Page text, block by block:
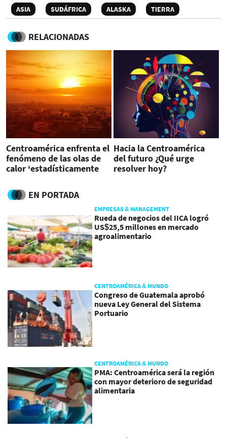
ASIA
SUDÁFRICA ALASKA TIERRA
RELACIONADAS
Centroamérica enfrenta el
fenómeno de las olas de
calor ‘estadísticamente
Hacia la Centroamérica
del futuro ¿Qué urge
resolver hoy?
EN PORTADA
EMPRESAS & MANAGEMENT
Rueda de negocios del IICA logró
US$25,5 millones en mercado
agroalimentario
CENTROAMÉRICA & MUNDO
Congreso de Guatemala aprobó
nueva Ley General del Sistema
Portuario
CENTROAMÉRICA & MUNDO
PMA: Centroamérica será la región
con mayor deterioro de seguridad
alimentaria